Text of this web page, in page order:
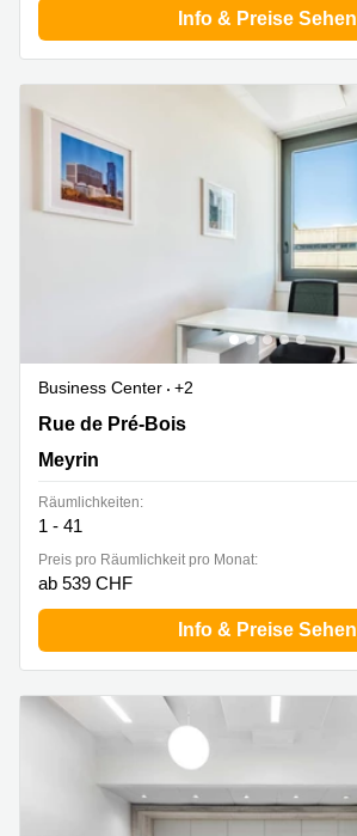
Info & Preise Sehen
Business Center
+2
Rue de Pré-Bois 14 Cointrin, Meyrin
Rue de Pré-Bois
Meyrin
Räumlichkeiten:
1 - 41
Preis pro Räumlichkeit pro Monat:
ab 539 CHF
Info & Preise Sehen